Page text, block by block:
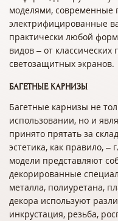
моделями, современные
электрифицированные
практически любой
видов – от
светозащитных экранов.
БАГЕТНЫЕ КАРНИЗЫ
Багетные карнизы не
использовании, но и
принято прятать за
эстетика, как правило,
модели представляют
декорированные
металла, полиуретана,
декора используют
инкрустация, резьба,